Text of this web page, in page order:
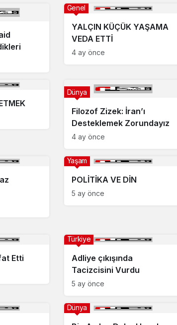
YALÇIN KÜÇÜK YAŞAMA
VEDA ETTİ
Genel
4 ay önce
Filozof Zizek: İran’ı
Desteklemek Zorundayız
Dünya
4 ay önce
POLİTİKA VE DİN
Yaşam
5 ay önce
Etti
Adliye çıkışında
Tacizcisini Vurdu
Türkiye
5 ay önce
Dünya